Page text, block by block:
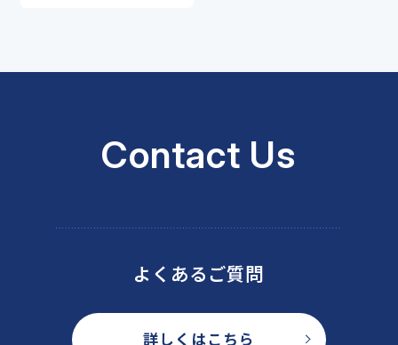
Contact Us
よくあるご質問
詳しくはこちら